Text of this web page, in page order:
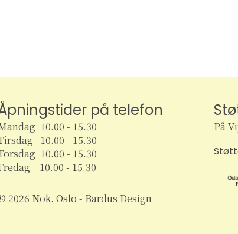
på telefon
10.00 - 15.30
10.00 - 15.30
10.00 - 15.30
10.00 - 15.30
2026 Nok. Oslo - Bardus Design
På